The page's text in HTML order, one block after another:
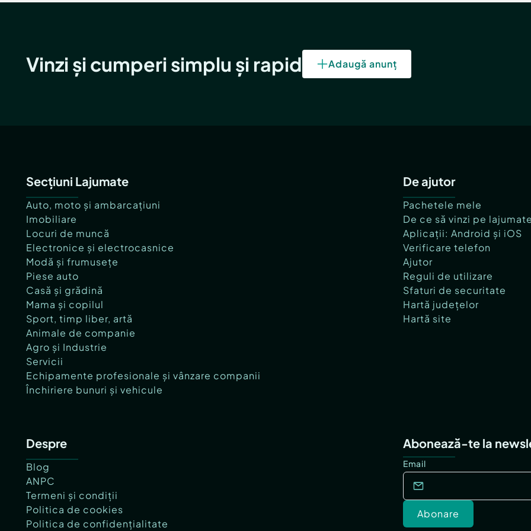
Vinzi și cumperi simplu și rapid Adaugă anunț
Secțiuni Lajumate
Auto, moto și ambarcațiuni
Imobiliare
Locuri de muncă
Electronice și electrocasnice
Modă și frumusețe
Piese auto
Casă și grădină
Mama și copilul
Sport, timp liber, artă
Animale de companie
Agro și Industrie
Servicii
Echipamente profesionale și vânzare companii
Închiriere bunuri și vehicule
De ajutor
Pachetele mele
De ce să vinzi pe
Aplicații: Android și iOS
Verificare telefon
Ajutor
Reguli de utilizare
Sfaturi de securitate
Hartă județelor
Hartă site
Despre
Blog
ANPC
Termeni și condiții
Politica de cookies
Politica de confidențialitate
Abonează-te la
Email
Abonare